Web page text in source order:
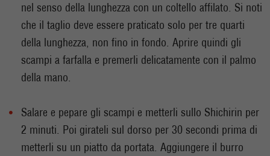
nel senso della lunghezza con un coltello affilato. Si noti
che il taglio deve essere praticato solo per tre quarti
della lunghezza, non fino in fondo. Aprire quindi gli
scampi a farfalla e premerli delicatamente con il palmo
della mano.
Salare e pepare gli scampi e metterli sullo Shichirin per
2 minuti. Poi girateli sul dorso per 30 secondi prima di
metterli su un piatto da portata. Aggiungere il burro